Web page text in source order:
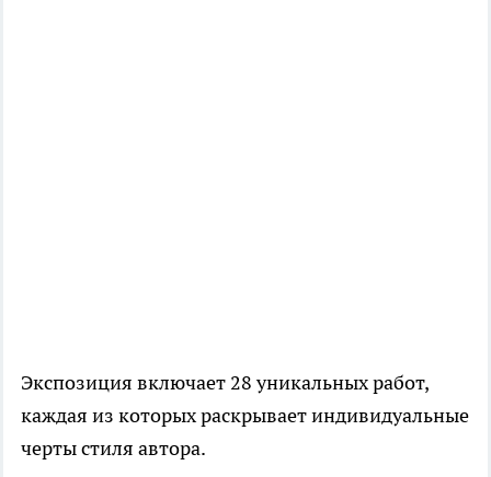
Экспозиция включает 28 уникальных работ,
каждая из которых раскрывает индивидуальные
черты стиля автора.